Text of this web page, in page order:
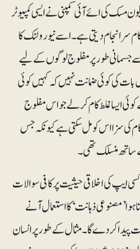
مسک کی ائے آئی کمپنی نے ایسی کمپیوٹر
سرانجام دیتی ہے۔ اسے نیورولنک کا
جسمانی طور پر مفلوج لوگوں کے لیے
کی کوئی ضمانت نہیں کہ کہیں کوئی
ایسا غلط کام کرلے جو اس مفلوج
کی سزا اس کو مل سکتی ہے کیونکہ جس
منسلک تھی۔
ایپ کی اخلاقی حیثیت پر کافی سوالات
’مصنوعی ذہانت‘ کا استعمال آنے
کردے گا۔ مثال کے طور پر انسان